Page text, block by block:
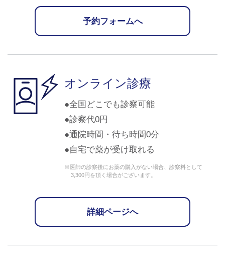
予約フォームへ
オンライン診療
全国どこでも診察可能
診察代0円
通院時間・待ち時間0分
自宅で薬が受け取れる
※医師の診察後にお薬の購入がない場合、診察料として
3,300円を頂く場合がございます。
詳細ページへ